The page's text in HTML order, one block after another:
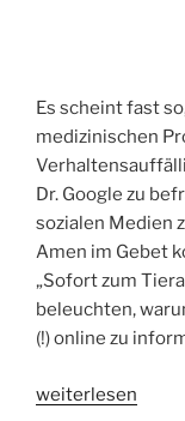
Es scheint fast
medizinischen
Dr. Google zu
sozialen Medien
Amen im Gebet
„Sofort zum
beleuchten,
(!) online zu
„Dr.
weiterlesen